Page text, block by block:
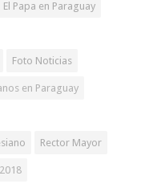
El Papa en Paraguay
Foto Noticias
en Paraguay
Rector Mayor